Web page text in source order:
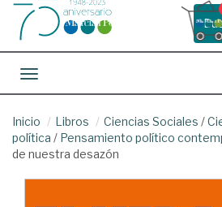
Toggle navigation
Inicio Libros Ciencias Sociales /
política / Pensamiento político
de nuestra desazón